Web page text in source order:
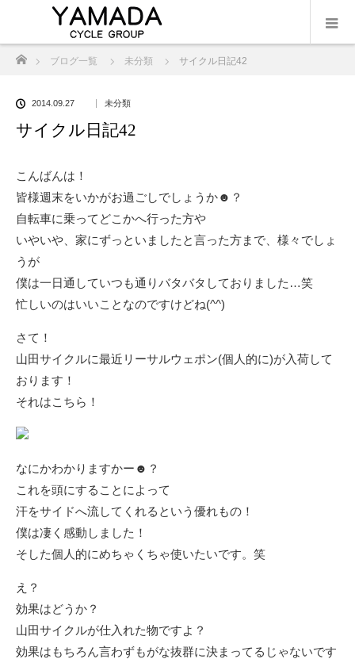
ブログ一覧 未分類 サイクル日記42
2014.09.27 未分類
サイクル日記42
こんばんは！
皆様週末をいかがお過ごしでしょうか☻？
自転車に乗ってどこかへ行った方や
いやいや、家にずっといましたと言った方まで、様々でしょ
うが
僕は一日通していつも通りバタバタしておりました…笑
忙しいのはいいことなのですけどね(^^)
さて！
山田サイクルに最近リーサルウェポン(個人的に)が入荷して
おります！
それはこちら！
なにかわかりますかー☻？
これを頭にすることによって
汗をサイドへ流してくれるという優れもの！
僕は凄く感動しました！
そした個人的にめちゃくちゃ使いたいです。笑
え？
効果はどうか？
山田サイクルが仕入れた物ですよ？
効果はもちろん言わずもがな抜群に決まってるじゃないです